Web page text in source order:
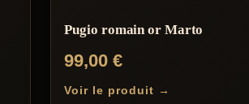
Pugio romain or Marto
99,00 €
Voir le produit →